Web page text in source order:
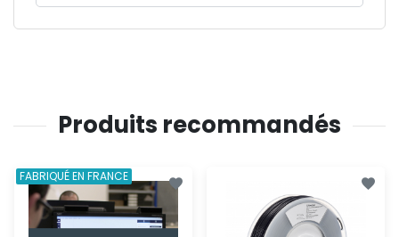
Produits recommandés
FABRIQUÉ EN FRANCE